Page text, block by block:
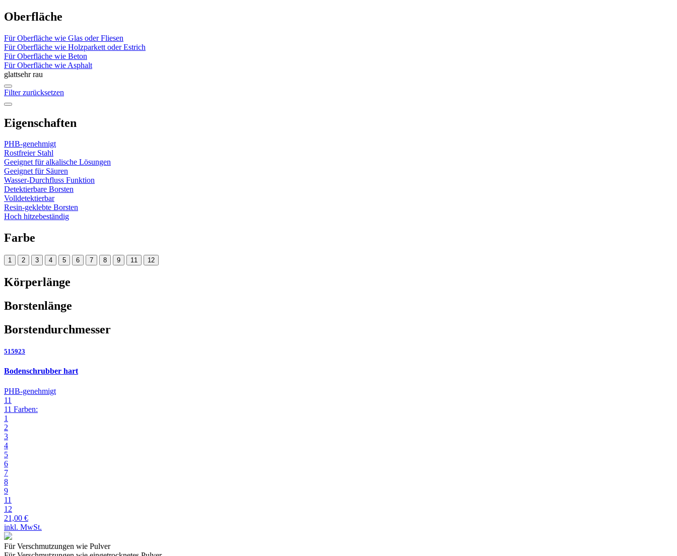
Oberfläche
Für Oberfläche wie Glas oder Fliesen
Für Oberfläche wie Holzparkett oder Estrich
Für Oberfläche wie Beton
Für Oberfläche wie Asphalt
glattsehr rau
Filter zurücksetzen
Eigenschaften
PHB-genehmigt
Rostfreier Stahl
Geeignet für alkalische Lösungen
Geeignet für Säuren
Wasser-Durchfluss Funktion
Detektierbare Borsten
Volldetektierbar
Resin-geklebte Borsten
Hoch hitzebeständig
Farbe
1 2 3 4 5 6 7 8 9 11 12
Körperlänge
Borstenlänge
Borstendurchmesser
515923
Bodenschrubber hart
PHB-genehmigt
11
11 Farben:
1
2
3
4
5
6
7
8
9
11
12
21,00 €
inkl. MwSt.
Für Verschmutzungen wie Pulver